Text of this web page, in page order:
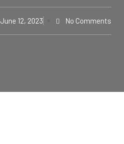
June 12, 2023 No Comments